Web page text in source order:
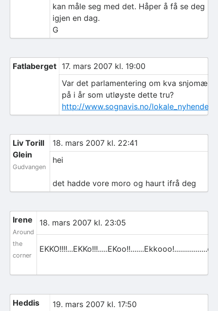
kan måle seg med det. Håper å få se deg
igjen en dag.
G
Fatlaberget 17. mars 2007 kl. 19:00
Var det parlamentering om kva
på i år som utløyste dette tru?
http://www.sognavis.no/lokale_nyhende/
Liv Torill
Glein
Gudvangen
18. mars 2007 kl. 22:41
hei
det hadde vore moro og haurt ifrå deg
Irene
Around
the
corner
18. mars 2007 kl. 23:05
Heddis 19. mars 2007 kl. 17:50